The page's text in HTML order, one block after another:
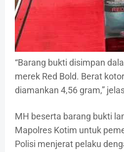
“Barang bukti disimpan
merek Red Bold. Berat
diamankan 4,56 gram,”
MH beserta barang bukti
Mapolres Kotim untuk
Polisi menjerat pelaku